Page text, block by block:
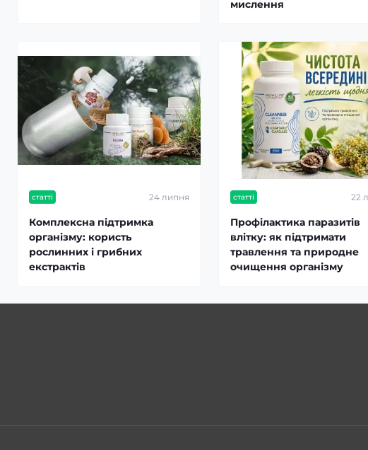
мислення
статті 24 липня
Комплексна підтримка
організму: користь
рослинних і грибних
екстрактів
статті 22
Профілактика паразитів
влітку: як підтримати
травлення та природне
очищення організму